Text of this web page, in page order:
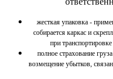
жесткая упаковка -
собирается каркас и
при
полное страхование
возмещение убытков,